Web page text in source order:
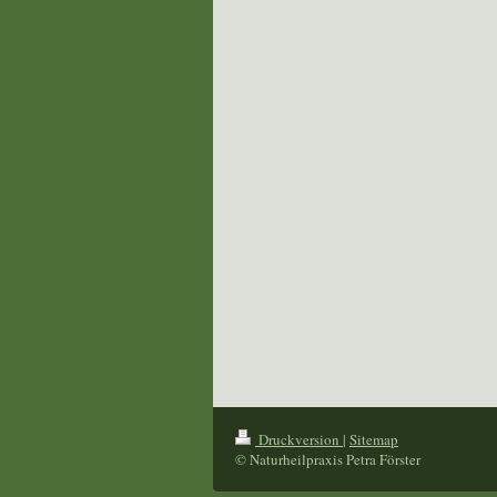
Druckversion | Sitemap
© Naturheilpraxis Petra Förster